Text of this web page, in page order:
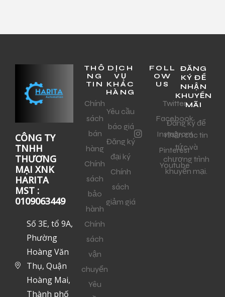
CÔNG TY
TNHH
THƯƠNG
MẠI XNK
HARITA
MST :
0109063449
Số 3E, tổ 9A,
Phường
Hoàng Văn
Thụ, Quận
Hoàng Mai,
Thành phố
THÔ
NG
TIN
Chính
sách
bán
hàng
Chính
sách
bảo
hành
Chính
sách
vận
chuyển
Yêu
DỊCH
VỤ
KHÁC
HÀNG
Yêu cầu
báo giá
Đăng ký
đại ký
Chính
sách
giảm giá
FOLL
OW
US
Twitter
Facebook
Instagram
Pinterest
Youtube
ĐĂNG
KÝ ĐỂ
NHẬN
KHUYẾN
MÃI
Đăng ký để
nhận các tin
tức và
chương trình
khuyến mại.